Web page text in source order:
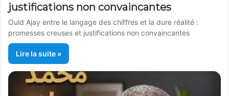
justifications non convaincantes
Ould Ajay entre le langage des chiffres et la dure réalité :
promesses creuses et justifications non convaincantes
Lire la suite »